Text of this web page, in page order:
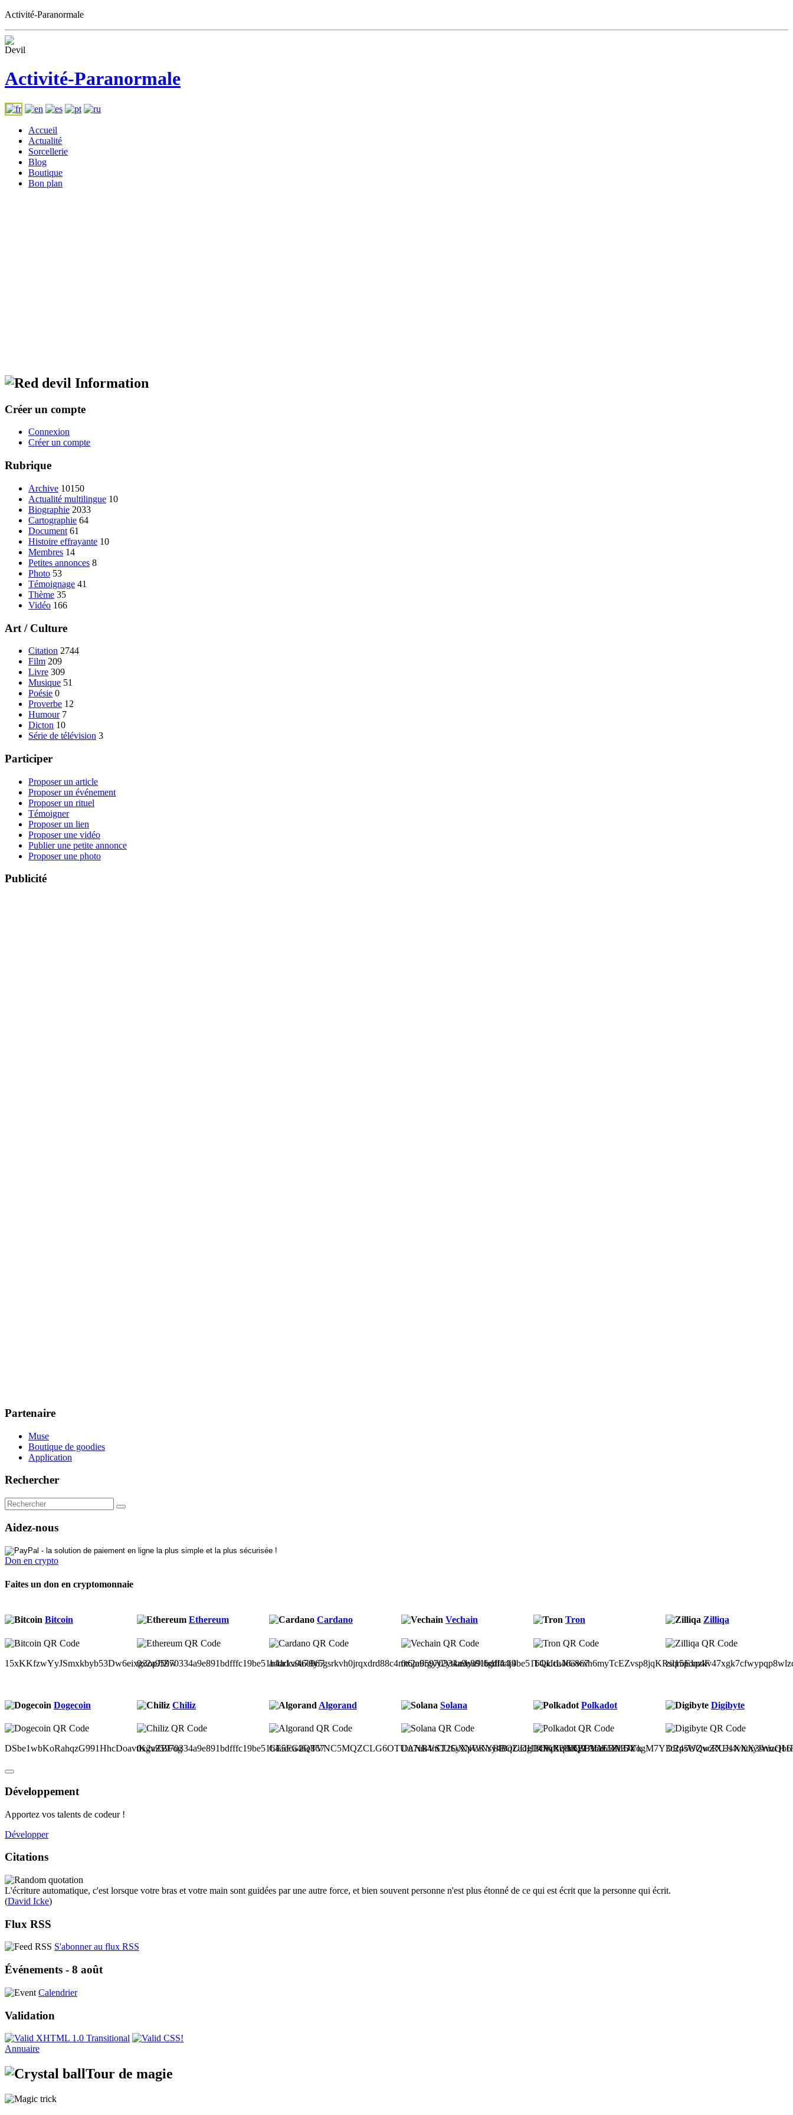
Activité-Paranormale
Activité-Paranormale
Accueil
Actualité
Sorcellerie
Blog
Boutique
Bon plan
Information
Créer un compte
Connexion
Créer un compte
Rubrique
Archive 10150
Actualité multilingue 10
Biographie 2033
Cartographie 64
Document 61
Histoire effrayante 10
Membres 14
Petites annonces 8
Photo 53
Témoignage 41
Thème 35
Vidéo 166
Art / Culture
Citation 2744
Film 209
Livre 309
Musique 51
Poésie 0
Proverbe 12
Humour 7
Dicton 10
Série de télévision 3
Participer
Proposer un article
Proposer un événement
Proposer un rituel
Témoigner
Proposer un lien
Proposer une vidéo
Publier une petite annonce
Proposer une photo
Publicité
Partenaire
Muse
Boutique de goodies
Application
Rechercher
Aidez-nous
Don en crypto
Faites un don en cryptomonnaie
Bitcoin
15xKKfzwYyJSmxkbyb53Dw6eixg3opJfZw
Ethereum
0x2a95970334a9e891bdfffc19be51b4adca46e867
Cardano
addr1v9a78y5gsrkvh0jrqxdrd88c4mt6jn6rgyy2ytkndya9l6gdl44j4
Vechain
0x2a95970334a9e891bdfffc19be51b4adca46e867
Tron
TQUtLNGwxh6myTcEZvsp8jqKRsqroExp4F
Zilliqa
Dogecoin
DSbe1wbKoRahqzG991HhcDoavtKgvZBFog
Chiliz
0x2a95970334a9e891bdfffc19be51b4adca46e867
Algorand
CE5FG2QTVNC5MQZCLG6OTUANBVST2GXNCKYBBOUDH3OKR2HRBF3DE5ZL64
Solana
Du7uk4nCUSyXpWNsy4BqZadg1fcVdsUN6y1Abz6DMDVk
Polkadot
14PqXqdcQ93YAL3A37ZogM7Y3c2p5UQvcRUJ1XXX3sruzQb6
Digibyte
Développement
Apportez vos talents de codeur !
Développer
Citations
L'écriture automatique, c'est lorsque votre bras et votre main sont guidées par une autre force, et bien souvent personne n'est plus étonné de ce qui est écrit que la personne qui écrit.
(David Icke)
Flux RSS
S'abonner au flux RSS
Événements - 8 août
Calendrier
Validation
Annuaire
Tour de magie